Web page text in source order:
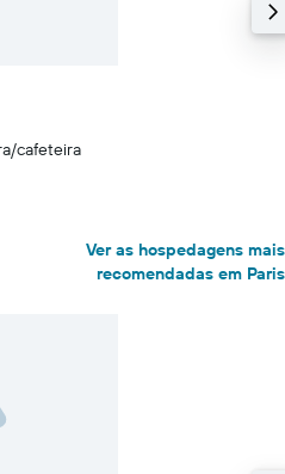
cafeteira
Ver as hospedagens mais
recomendadas em Paris